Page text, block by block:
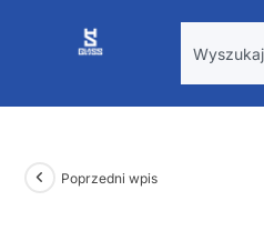
Poprzedni wpis